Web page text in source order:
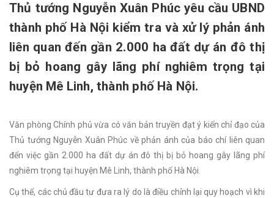
Thủ tướng Nguyễn Xuân Phúc yêu cầu UBND
thành phố Hà Nội kiểm tra và xử lý phản ánh
liên quan đến gần 2.000 ha đất dự án đô thị
bị bỏ hoang gây lãng phí nghiêm trọng tại
huyện Mê Linh, thành phố Hà Nội.
Văn phòng Chính phủ vừa có văn bản truyền đạt ý kiến chỉ đạo của
Thủ tướng Nguyễn Xuân Phúc về phản ánh của báo chí liên quan
đến việc gần 2.000 ha đất dự án đô thị bị bỏ hoang gây lãng phí
nghiêm trọng tại huyện Mê Linh, thành phố Hà Nội.
Cụ thể, các chủ đầu tư đưa ra lý do là điều chỉnh lại quy hoạch vì khi